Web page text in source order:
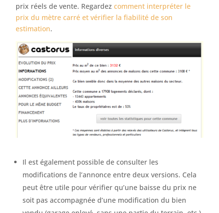
prix réels de vente. Regardezcomment interpréter le
prix du mètre carré et vérifier la fiabilité de son
estimation.
Il est également possible de consulter les
modifications de l’annonce entre deux versions. Cela
peut être utile pour vérifier qu’une baisse du prix ne
soit pas accompagnée d’une modification du bien